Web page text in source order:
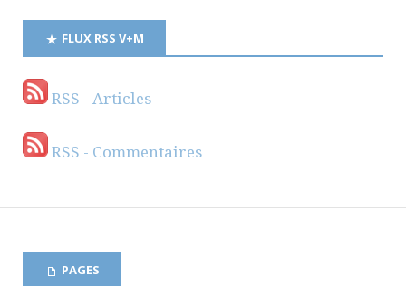
FLUX RSS V+M
RSS - Articles
RSS - Commentaires
PAGES